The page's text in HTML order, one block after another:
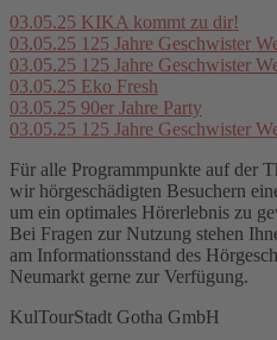
03.05.25 KIKA kommt zu dir!
03.05.25 125 Jahre Geschwister
03.05.25 125 Jahre Geschwister
03.05.25 Eko Fresh
03.05.25 90er Jahre Party
03.05.25 125 Jahre Geschwister
Für alle Programmpunkte auf der
wir hörgeschädigten Besuchern
um ein optimales Hörerlebnis zu
Bei Fragen zur Nutzung stehen
am Informationsstand des
Neumarkt gerne zur Verfügung.
KulTourStadt Gotha GmbH